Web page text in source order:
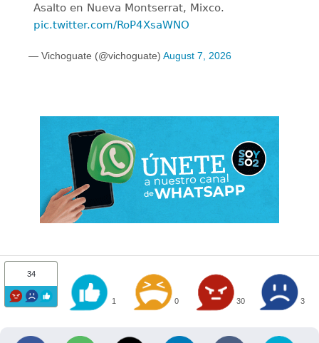
Asalto en Nueva Montserrat, Mixco.
pic.twitter.com/RoP4XsaWNO
— Vichoguate (@vichoguate) August 7, 2026
34
1 0 30 3